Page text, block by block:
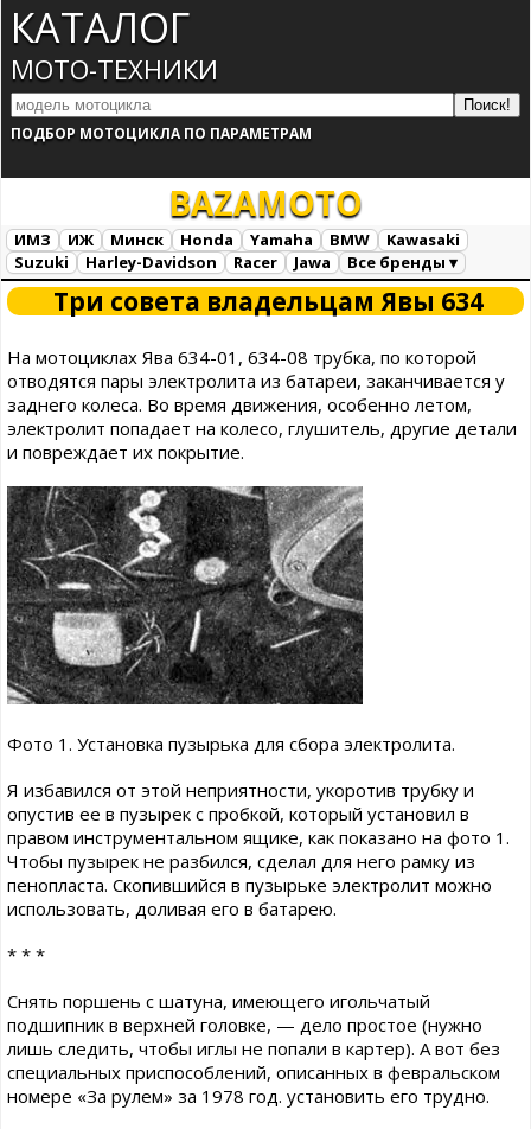
КАТАЛОГ
МОТО-ТЕХНИКИ
ПОДБОР МОТОЦИКЛА ПО ПАРАМЕТРАМ
BAZAMOTO
ИМЗ ИЖ Минск Honda Yamaha BMW
Kawasaki
Suzuki
Harley-Davidson Racer Jawa
Все бренды ▾
Все марки
Загрузка...
Три совета владельцам Явы 634
На мотоциклах Ява 634-01, 634-08 трубка, по которой
отводятся пары электролита из батареи, заканчивается у
заднего колеса. Во время движения, особенно летом,
электролит попадает на колесо, глушитель, другие детали
и повреждает их покрытие.
Фото 1. Установка пузырька для сбора электролита.
Я избавился от этой неприятности, укоротив трубку и
опустив ее в пузырек с пробкой, который установил в
правом инструментальном ящике, как показано на фото 1.
Чтобы пузырек не разбился, сделал для него рамку из
пенопласта. Скопившийся в пузырьке электролит можно
использовать, доливая его в батарею.
* * *
Снять поршень с шатуна, имеющего игольчатый
подшипник в верхней головке, — дело простое (нужно
лишь следить, чтобы иглы не попали в картер). А вот без
специальных приспособлений, описанных в февральском
номере «За рулем» за 1978 год. установить его трудно.